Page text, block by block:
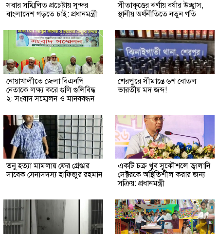
সবার সম্মিলিত প্রচেষ্টায় সুন্দর
বাংলাদেশ গড়তে চাই: প্রধানমন্ত্রী
সীতাকুণ্ডের ঝর্ণায় বর্ষার উচ্ছ্বাস,
স্থানীয় অর্থনীতিতে নতুন গতি
নোয়াখালীতে জেলা বিএনপি
নেতাকে লক্ষ্য করে গুলি গুলিবিদ্ধ
২: সংবাদ সম্মেলন ও মানববন্ধন
শেরপুরে সীমান্তে ৬শ বোতল
ভারতীয় মদ জব্দ!
তনু হত্যা মামলায় ফের গ্রেপ্তার
সাবেক সেনাসদস্য হাফিজুর রহমান
একটি চক্র খুব সুকৌশলে জ্বালানি
সেক্টরকে অস্থিতিশীল করার জন্য
সক্রিয়: প্রধানমন্ত্রী